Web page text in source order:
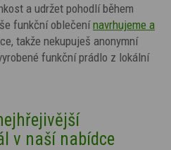
a udržet pohodlí během
funkční oblečení navrhujeme a
takže nekupuješ anonymní
funkční prádlo z lokální
v naší nabídce